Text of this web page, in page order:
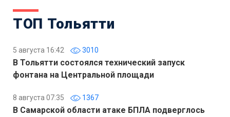
ТОП Тольятти
5 августа 16:42 3010
В Тольятти состоялся технический запуск
фонтана на Центральной площади
8 августа 07:35 1367
В Самарской области атаке БПЛА подверглось